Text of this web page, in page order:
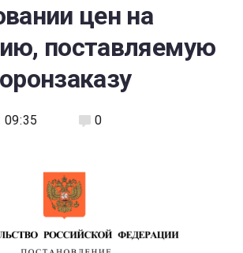
цен на
поставляемую
09:35 0